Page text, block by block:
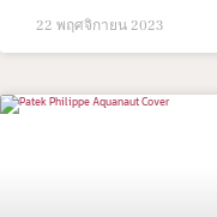
22 พฤศจิกายน 2023